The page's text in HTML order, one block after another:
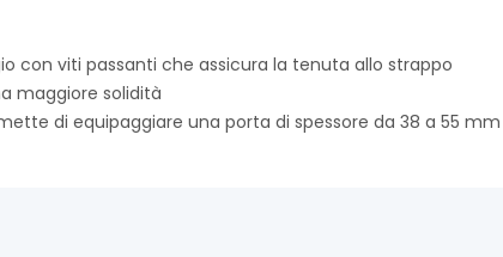
con viti passanti che assicura la tenuta allo strappo
maggiore solidità
di equipaggiare una porta di spessore da 38 a 55 mm